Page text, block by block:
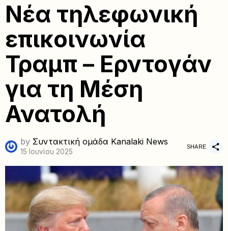
Νέα τηλεφωνική
επικοινωνία
Τραμπ – Ερντογάν
για τη Μέση
Ανατολή
by Συντακτική ομάδα Kanalaki News
15 Ιουνίου 2025
SHARE